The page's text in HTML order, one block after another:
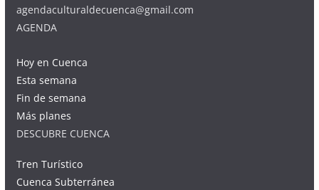
agendaculturaldecuenca@gmail.com
AGENDA
Hoy en Cuenca
Esta semana
Fin de semana
Más planes
DESCUBRE CUENCA
Tren Turístico
Cuenca Subterránea